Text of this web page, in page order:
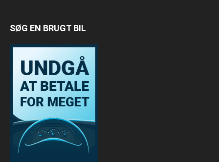
SØG EN BRUGT BIL